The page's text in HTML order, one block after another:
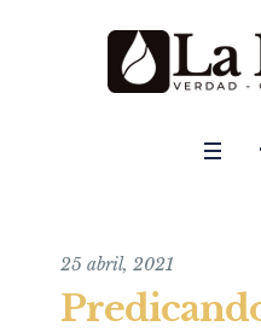
25 abril, 2021